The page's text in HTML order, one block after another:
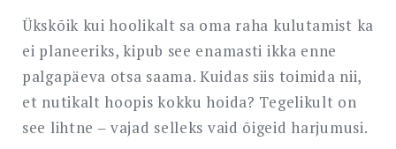
Ükskõik kui hoolikalt sa oma raha kulutamist ka
ei planeeriks, kipub see enamasti ikka enne
palgapäeva otsa saama. Kuidas siis toimida nii,
et nutikalt hoopis kokku hoida? Tegelikult on
see lihtne ‒ vajad selleks vaid õigeid harjumusi.